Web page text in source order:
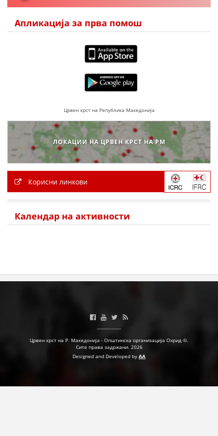
ПРИРАЧНИЦИ
СТРАТЕГИИ
БРОШУРИ
Апликација за прва помош
Црвен крст на Република Македонија
ЛОКАЦИИ НА ЦРВЕН КРСТ НА РМ
Корисни линкови
Календар на активности
Црвен крст на Р. Македонија - Општинска организација Охрид ©.
Сите права задржани. 2026
Designed and Developed by AA